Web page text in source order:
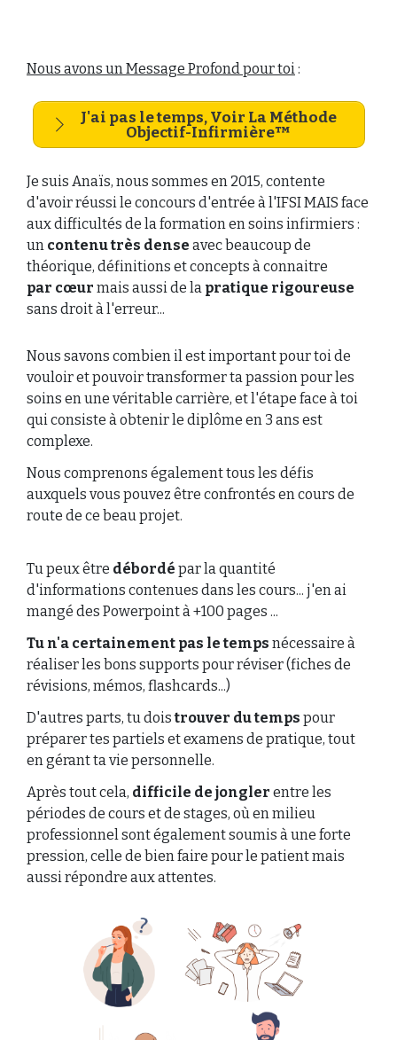
Nous avons un Message Profond pour toi:
J'ai pas le temps, Voir La Méthode
Objectif-Infirmière™
Je suis Anaïs, nous sommes en 2015, contente
d'avoir réussi le concours d'entrée à l'IFSI MAIS face
aux difficultés de la formation en soins infirmiers :
un contenu très dense avec beaucoup de
théorique, définitions et concepts à connaitre
par cœur mais aussi de la pratique rigoureuse
sans droit à l'erreur...
Nous savons combien il est important pour toi de
vouloir et pouvoir transformer ta passion pour les
soins en une véritable carrière, et l'étape face à toi
qui consiste à obtenir le diplôme en 3 ans est
complexe.
Nous comprenons également tous les défis
auxquels vous pouvez être confrontés en cours de
route de ce beau projet.
Tu peux être débordé par la quantité
d'informations contenues dans les cours... j'en ai
mangé des Powerpoint à +100 pages ...
Tu n'a certainement pas le temps nécessaire à
réaliser les bons supports pour réviser (fiches de
révisions, mémos, flashcards...)
D'autres parts, tu doistrouver du temps pour
préparer tes partiels et examens de pratique, tout
en gérant ta vie personnelle.
Après tout cela, difficile de jongler entre les
périodes de cours et de stages, où en milieu
professionnel sont également soumis à une forte
pression, celle de bien faire pour le patient mais
aussi répondre aux attentes.